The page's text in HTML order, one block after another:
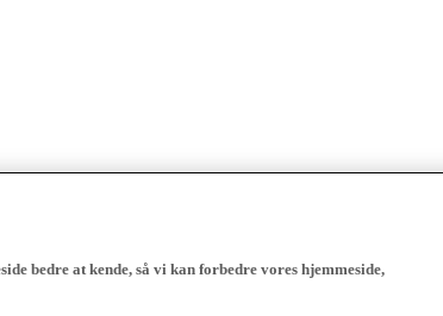
bedre at kende, så vi kan forbedre vores hjemmeside,